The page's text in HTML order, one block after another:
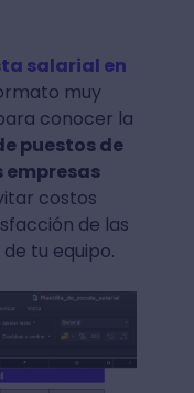
salarial en
muy
conocer la
puestos de
costos
de las
tu equipo.